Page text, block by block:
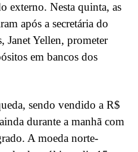
externo. Nesta quinta, as
após a secretária do
Janet Yellen, prometer
em bancos dos
sendo vendido a R$
durante a manhã com
A moeda norte-